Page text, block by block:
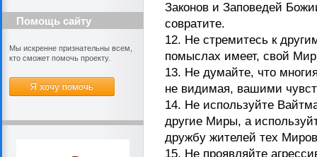
Помощь сайту
Мы искренне признательны всем,
кто сможет помочь проекту.
Законов и Заповедей
совратите.
12. Не стремитесь к
помыслах имеет, свой Мир
13. Не думайте, что
не видимая, вашими
14. Не используйте
другие Миры, а
дружбу жителей тех
15. Не проявляйте